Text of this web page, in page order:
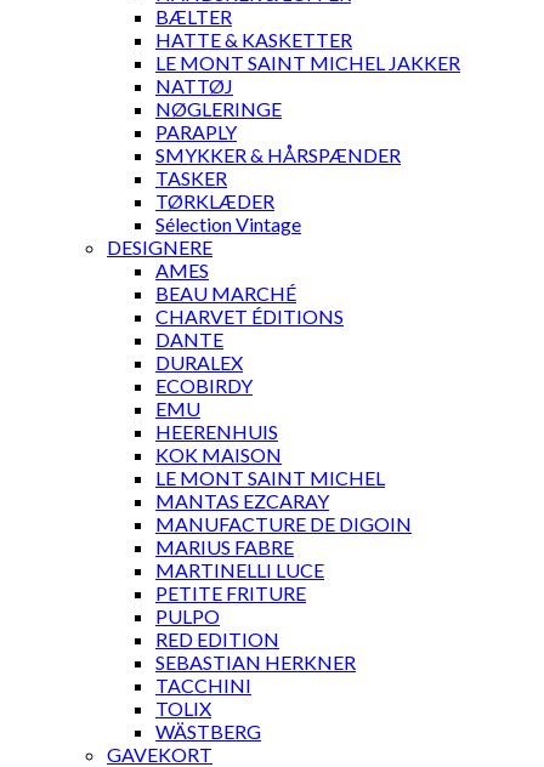
BÆLTER
HATTE & KASKETTER
LE MONT SAINT MICHEL JAKKER
NATTØJ
NØGLERINGE
PARAPLY
SMYKKER & HÅRSPÆNDER
TASKER
TØRKLÆDER
Sélection Vintage
DESIGNERE
AMES
BEAU MARCHÉ
CHARVET ÉDITIONS
DANTE
DURALEX
ECOBIRDY
EMU
HEERENHUIS
KOK MAISON
LE MONT SAINT MICHEL
MANTAS EZCARAY
MANUFACTURE DE DIGOIN
MARIUS FABRE
MARTINELLI LUCE
PETITE FRITURE
PULPO
RED EDITION
SEBASTIAN HERKNER
TACCHINI
TOLIX
WÄSTBERG
GAVEKORT